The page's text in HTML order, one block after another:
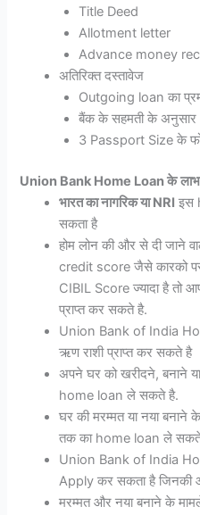
Title Deed
Allotment letter
Advance money
अतिरिक्त दस्तावेज
Outgoing loan का
बैंक के सहमती के
3 Passport Size के
Union Bank Home Loanके लाभ
भारत का नागरिक या NRI इस
सकता है
होम लोन की और से दी जाने
credit score जैसे कारको
CIBIL Score ज्यादा है तो
प्राप्त कर सकते है.
Union Bank of India
ऋण राशी प्राप्त कर सकते है
अपने घर को खरीदने, बनाने
home loan ले सकते है.
घर की मरम्मत या नया
तक का home loan ले
Union Bank of India
Apply कर सकता है जिनकी
मरम्मत और नया बनाने के